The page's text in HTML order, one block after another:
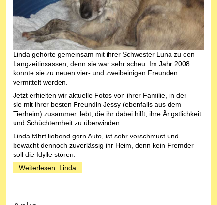
Linda gehörte gemeinsam mit ihrer Schwester Luna zu den
Langzeitinsassen, denn sie war sehr scheu. Im Jahr 2008
konnte sie zu neuen vier- und zweibeinigen Freunden
vermittelt werden.
Jetzt erhielten wir aktuelle Fotos von ihrer Familie, in der
sie mit ihrer besten Freundin Jessy (ebenfalls aus dem
Tierheim) zusammen lebt, die ihr dabei hilft, ihre Ängstlichkeit
und Schüchternheit zu überwinden.
Linda fährt liebend gern Auto, ist sehr verschmust und
bewacht dennoch zuverlässig ihr Heim, denn kein Fremder
soll die Idylle stören.
Weiterlesen: Linda